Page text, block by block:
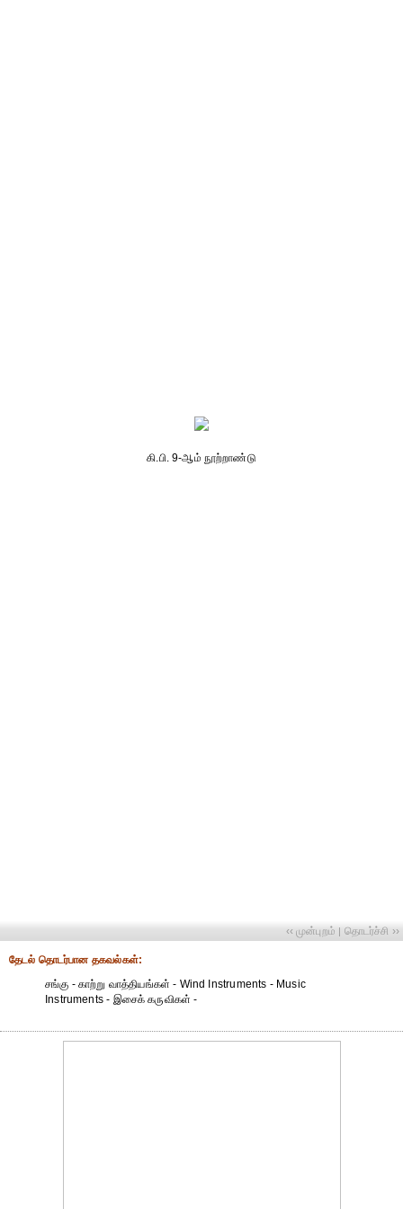
கி.பி. 9-ஆம் நூற்றாண்டு
‹‹ முன்புறம் | தொடர்ச்சி ››
தேட‌ல் தொட‌ர்பான தகவ‌ல்க‌ள்:
சங்கு - காற்று வாத்தியங்கள் - Wind Instruments - Music
Instruments - இசைக் கருவிகள் -